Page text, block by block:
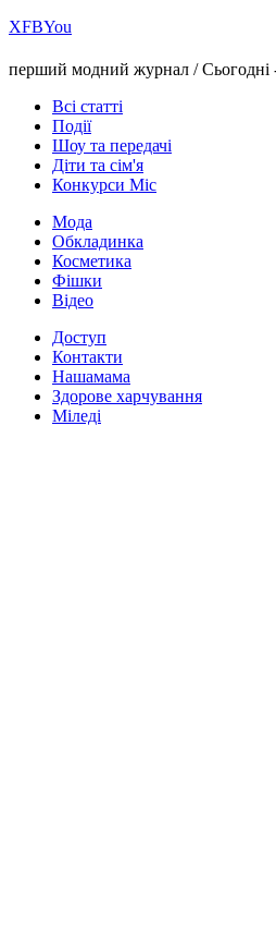
ХFBYou
перший модний журнал /Сьогодні
Всі статті
Події
Шоу та передачі
Діти та сім'я
Конкурси Міс
Мода
Обкладинка
Косметика
Фішки
Відео
Доступ
Контакти
Нашамама
Здорове харчування
Міледі